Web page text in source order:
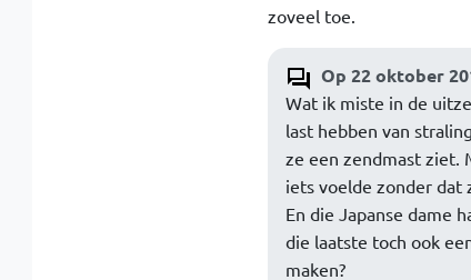
zoveel toe.
Op 22 oktober
Wat ik miste in de
last hebben van
ze een zendmast ziet.
iets voelde zonder dat
En die Japanse dame
die laatste toch ook
maken?